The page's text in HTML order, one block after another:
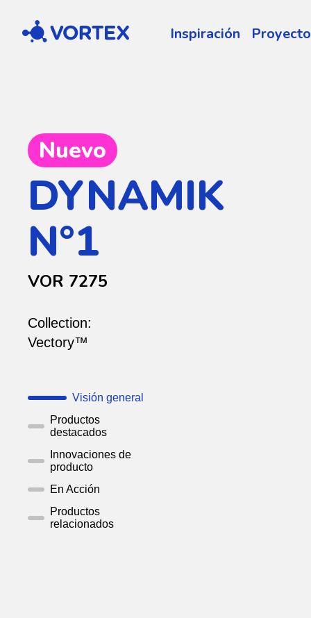
Vortex Inspiración
Nuevo
DYNAMIK
N°1
VOR 7275
Collection:
Vectory™
Visión general
Productos
destacados
Innovaciones de
producto
En Acción
Productos
relacionados